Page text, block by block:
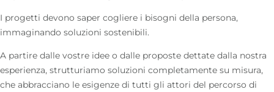
I progetti devono saper cogliere i bisogni della persona,
immaginando soluzioni sostenibili.
A partire dalle vostre idee o dalle proposte dettate dalla nostra
esperienza, strutturiamo soluzioni completamente su misura,
che abbracciano le esigenze di tutti gli attori del percorso di